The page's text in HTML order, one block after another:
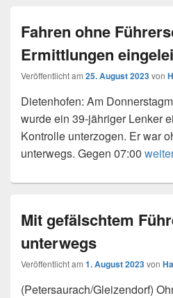
Fahren ohne
Ermittlungen
Veröffentlicht am 25. August 2023von
Dietenhofen: Am
wurde ein 39-jähriger Lenker
Kontrolle unterzogen. Er war
unterwegs. Gegen 07:00
Mit gefälschtem
unterwegs
Veröffentlicht am 1. August 2023von
(Petersaurach/Gleizendorf)